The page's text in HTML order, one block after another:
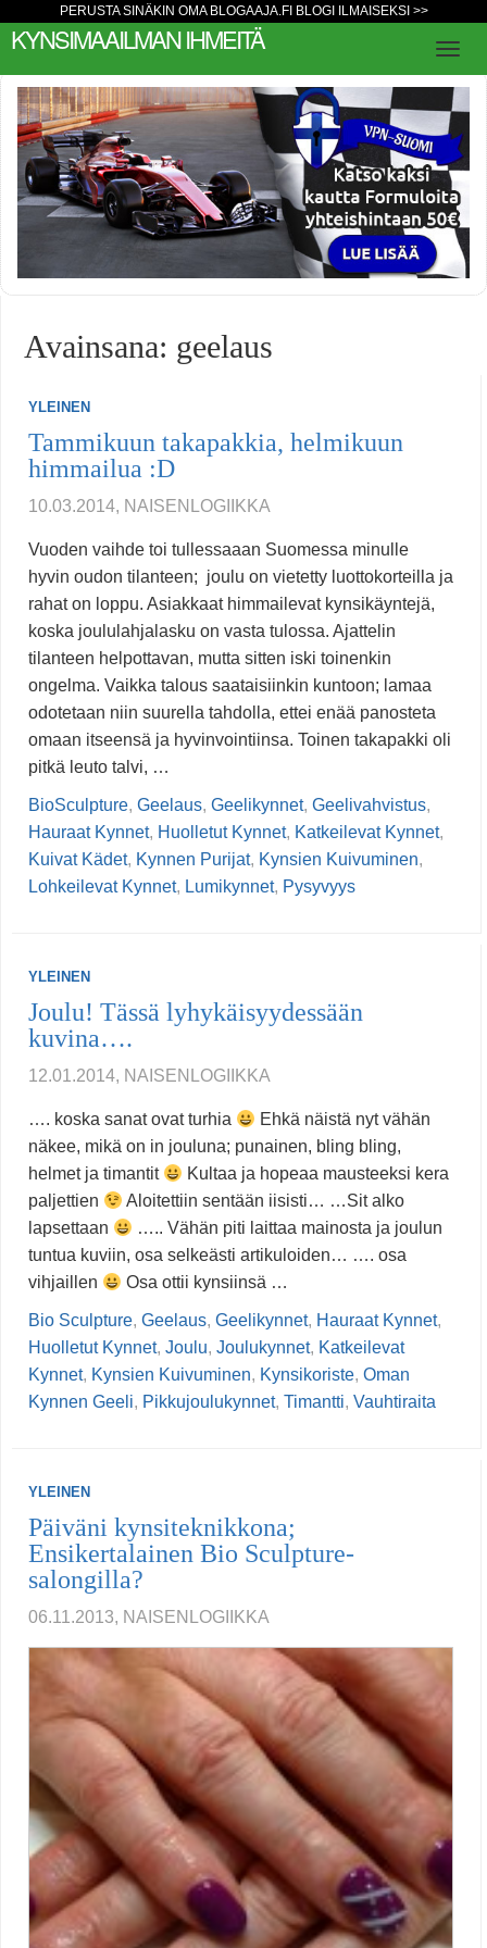
PERUSTA SINÄKIN OMA BLOGAAJA.FI BLOGI ILMAISEKSI >>
KYNSIMAAILMAN IHMEITÄ
Avainsana: geelaus
YLEINEN
Tammikuun takapakkia, helmikuun
himmailua :D
10.03.2014, NAISENLOGIIKKA
Vuoden vaihde toi tullessaaan Suomessa minulle
hyvin oudon tilanteen; joulu on vietetty luottokorteilla ja
rahat on loppu. Asiakkaat himmailevat kynsikäyntejä,
koska joululahjalasku on vasta tulossa. Ajattelin
tilanteen helpottavan, mutta sitten iski toinenkin
ongelma. Vaikka talous saataisiinkin kuntoon; lamaa
odotetaan niin suurella tahdolla, ettei enää panosteta
omaan itseensä ja hyvinvointiinsa. Toinen takapakki oli
pitkä leuto talvi, …
BioSculpture, Geelaus, Geelikynnet, Geelivahvistus,
Hauraat Kynnet, Huolletut Kynnet, Katkeilevat Kynnet,
Kuivat Kädet, Kynnen Purijat, Kynsien Kuivuminen,
Lohkeilevat Kynnet, Lumikynnet, Pysyvyys
YLEINEN
Joulu! Tässä lyhykäisyydessään
kuvina….
12.01.2014, NAISENLOGIIKKA
…. koska sanat ovat turhia
Ehkä näistä nyt vähän
näkee, mikä on in jouluna; punainen, bling bling,
helmet ja timantit
Kultaa ja hopeaa mausteeksi kera
paljettien
Aloitettiin sentään iisisti… …Sit alko
lapsettaan
….. Vähän piti laittaa mainosta ja joulun
tuntua kuviin, osa selkeästi artikuloiden… …. osa
vihjaillen
Osa ottii kynsiinsä …
Bio Sculpture, Geelaus, Geelikynnet, Hauraat Kynnet,
Huolletut Kynnet, Joulu, Joulukynnet, Katkeilevat
Kynnet, Kynsien Kuivuminen, Kynsikoriste, Oman
Kynnen Geeli, Pikkujoulukynnet, Timantti, Vauhtiraita
YLEINEN
Päiväni kynsiteknikkona;
Ensikertalainen Bio Sculpture-
salongilla?
06.11.2013, NAISENLOGIIKKA